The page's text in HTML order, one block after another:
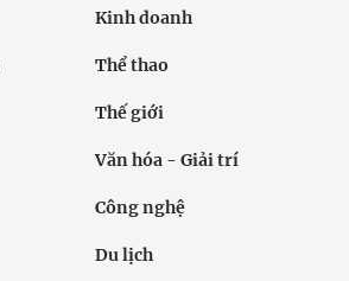
Kinh doanh
Thể thao
Thế giới
Văn hóa - Giải trí
Công nghệ
Du lịch